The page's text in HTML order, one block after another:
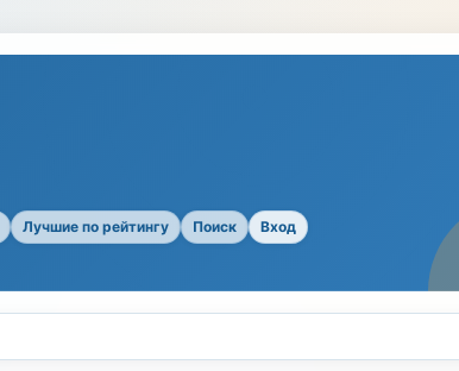
Лучшие по рейтингу Поиск Вход